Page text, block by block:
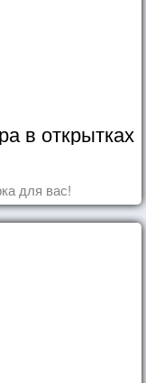
в открытках
для вас!